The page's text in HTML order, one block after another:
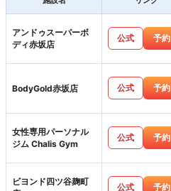
アンドゥスーパーボ
ディ赤坂店
公式 予約
BodyGold赤坂店 公式 予約
女性専用パーソナル
ジム Chalis Gym
公式 予約
ビヨンド四ツ谷麹町
公式 予約